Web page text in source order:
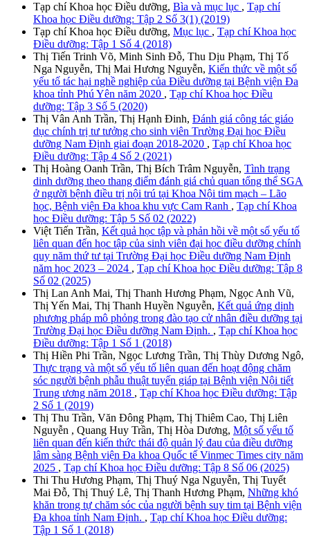
Tạp chí Khoa học Điều dưỡng, Bìa và mục lục , Tạp chí
Khoa học Điều dưỡng: Tập 2 Số 3(1) (2019)
Tạp chí Khoa học Điều dưỡng, Mục lục , Tạp chí Khoa học
Điều dưỡng: Tập 1 Số 4 (2018)
Thị Tiến Trinh Võ, Minh Sinh Đỗ, Thu Dịu Phạm, Thị Tố
Nga Nguyễn, Thị Mai Hương Nguyễn, Kiến thức về một số
yếu tố tác hại nghề nghiệp của Điều dưỡng tại Bệnh viện Đa
khoa tỉnh Phú Yên năm 2020 , Tạp chí Khoa học Điều
dưỡng: Tập 3 Số 5 (2020)
Thị Vân Anh Trần, Thị Hạnh Đinh, Đánh giá công tác giáo
dục chính trị tư tưởng cho sinh viên Trường Đại học Điều
dưỡng Nam Định giai đoạn 2018-2020 , Tạp chí Khoa học
Điều dưỡng: Tập 4 Số 2 (2021)
Thị Hoàng Oanh Trần, Thị Bích Trâm Nguyễn, Tình trạng
dinh dưỡng theo thang điểm đánh giá chủ quan tổng thể SGA
ở người bệnh điều trị nội trú tại Khoa Nội tim mạch – Lão
học, Bệnh viện Đa khoa khu vực Cam Ranh , Tạp chí Khoa
học Điều dưỡng: Tập 5 Số 02 (2022)
Việt Tiến Trần, Kết quả học tập và phản hồi về một số yếu tố
liên quan đến học tập của sinh viên đại học điều dưỡng chính
quy năm thứ tư tại Trường Đại học Điều dưỡng Nam Định
năm học 2023 – 2024 , Tạp chí Khoa học Điều dưỡng: Tập 8
Số 02 (2025)
Thị Lan Anh Mai, Thị Thanh Hương Phạm, Ngọc Anh Vũ,
Thị Yến Mai, Thị Thanh Huyền Nguyễn, Kết quả ứng dịnh
phương pháp mô phỏng trong đào tạo cử nhân điều dưỡng tại
Trường Đại học Điều dưỡng Nam Định. , Tạp chí Khoa học
Điều dưỡng: Tập 1 Số 1 (2018)
Thị Hiền Phi Trần, Ngọc Lương Trần, Thị Thùy Dương Ngô,
Thực trạng và một số yếu tố liên quan đến hoạt động chăm
sóc người bệnh phẫu thuật tuyến giáp tại Bệnh viện Nội tiết
Trung ương năm 2018 , Tạp chí Khoa học Điều dưỡng: Tập
2 Số 1 (2019)
Thị Thu Trần, Văn Đông Phạm, Thị Thiêm Cao, Thị Liên
Nguyễn , Quang Huy Trần, Thị Hòa Dương, Một số yếu tố
liên quan đến kiến thức thái độ quản lý đau của điều dưỡng
lâm sàng Bệnh viện Đa khoa Quốc tế Vinmec Times city năm
2025 , Tạp chí Khoa học Điều dưỡng: Tập 8 Số 06 (2025)
Thi Thu Hương Phạm, Thị Thuý Nga Nguyễn, Thị Tuyết
Mai Đỗ, Thị Thuý Lê, Thị Thanh Hương Phạm, Những khó
khăn trong tự chăm sóc của người bệnh suy tim tại Bệnh viện
Đa khoa tỉnh Nam Định. , Tạp chí Khoa học Điều dưỡng:
Tập 1 Số 1 (2018)